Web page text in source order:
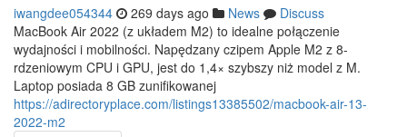
iwangdee054344 269 days ago News
Discuss
MacBook Air 2022 (z układem M2) to idealne połączenie
wydajności i mobilności. Napędzany czipem Apple M2 z 8-
rdzeniowym CPU i GPU, jest do 1,4× szybszy niż model z M.
Laptop posiada 8 GB zunifikowanej
https://adirectoryplace.com/listings13385502/macbook-air-13-
2022-m2